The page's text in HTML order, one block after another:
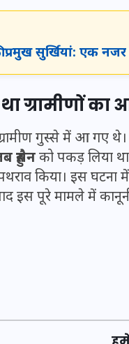
सुर्खियां: एक
ग्रामीणों का
गुस्से में आ गए
हुसैनको पकड़ लिया
पथराव किया। इस
इस पूरे मामले में
बिजली-पंखे
उसे देख भावुक
कहा-यहीं